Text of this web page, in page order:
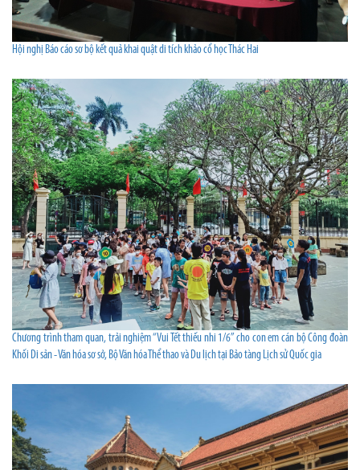
Hội nghị Báo cáo sơ bộ kết quả khai quật di tích khảo cổ học Thác Hai
Chương trình tham quan, trải nghiệm “Vui Tết thiếu nhi 1/6” cho con em cán bộ Công đoàn
Khối Di sản - Văn hóa sơ sở, Bộ Văn hóa Thể thao và Du lịch tại Bảo tàng Lịch sử Quốc gia